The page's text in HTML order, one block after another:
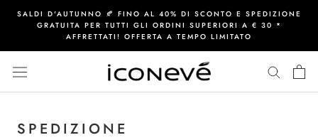
SALDI D'AUTUNNO 🍂 FINO AL 40% DI SCONTO E SPEDIZIONE
GRATUITA PER TUTTI GLI ORDINI SUPERIORI A € 30 *
AFFRETTATI! OFFERTA A TEMPO LIMITATO
SPEDIZIONE